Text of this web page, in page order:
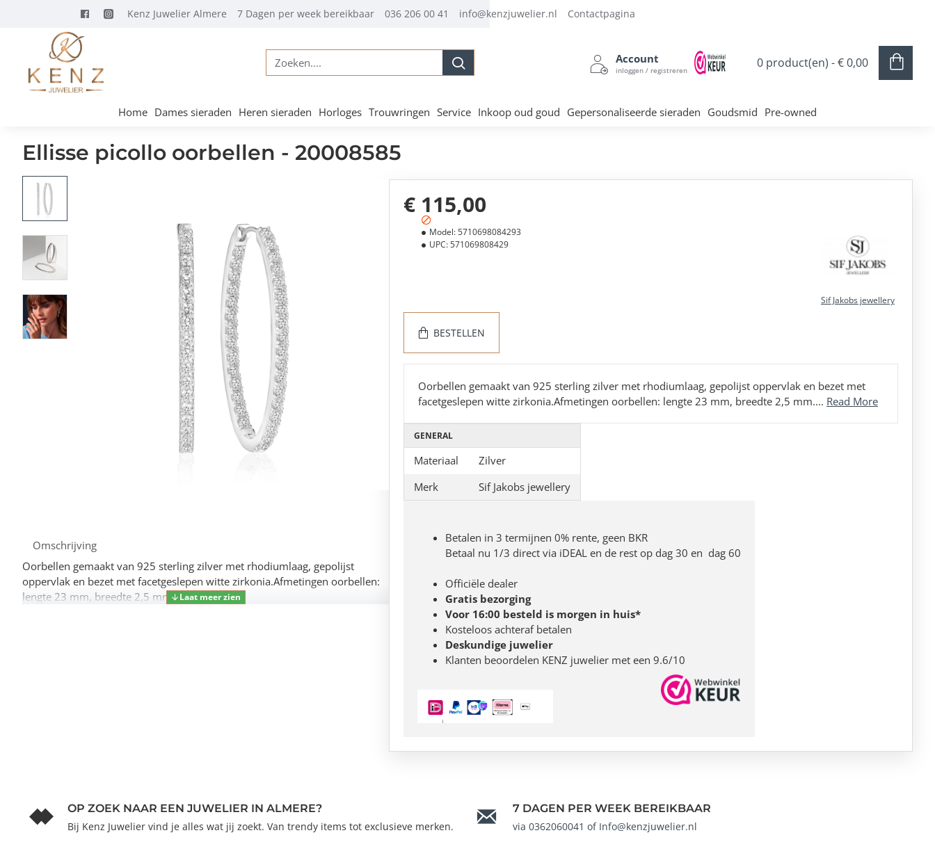
Kenz Juwelier Almere 7 Dagen per week bereikbaar 036 206 00 41 info@kenzjuwelier.nl Contactpagina
Zoeken....
Account
inloggen / registreren 0 product(en) - € 0,00
Home Dames sieraden Heren sieraden Horloges Trouwringen Service Inkoop oud goud Gepersonaliseerde sieraden Goudsmid Pre-owned
Ellisse picollo oorbellen - 20008585
Omschrijving
Oorbellen gemaakt van 925 sterling zilver met rhodiumlaag, gepolijst
oppervlak en bezet met facetgeslepen witte zirkonia.Afmetingen oorbellen:
lengte 23 mm, breedte 2,5 mm.
Model:5710698084293
UPC:571069808429
Sif Jakobs jewellery
€ 115,00
BESTELLEN
Oorbellen gemaakt van 925 sterling zilver met rhodiumlaag, gepolijst oppervlak en bezet met
facetgeslepen witte zirkonia.Afmetingen oorbellen: lengte 23 mm, breedte 2,5 mm.... Read More
GENERAL
Materiaal
Zilver
Merk
Sif Jakobs jewellery
Betalen in 3 termijnen 0% rente, geen BKR
Betaal nu 1/3 direct via iDEAL en de rest op dag 30 en dag 60
Officiële dealer
Gratis bezorging
Voor 16:00 besteld is morgen in huis*
Kosteloos achteraf betalen
Deskundige juwelier
Klanten beoordelen KENZ juwelier met een 9.6/10
OP ZOEK NAAR EEN JUWELIER IN ALMERE?
Bij Kenz Juwelier vind je alles wat jij zoekt. Van trendy items tot exclusieve merken.
7 DAGEN PER WEEK BEREIKBAAR
via 0362060041 of Info@kenzjuwelier.nl